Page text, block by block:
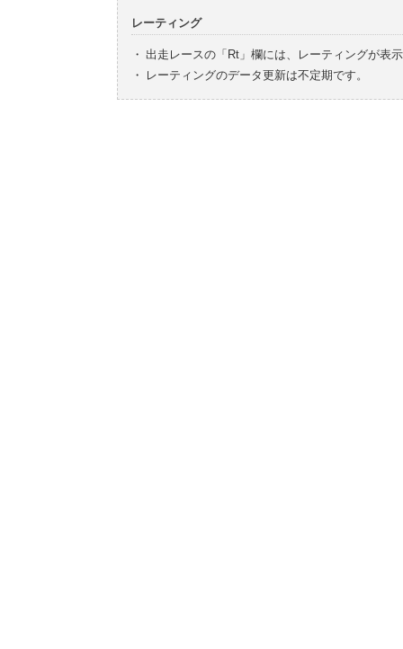
レーティング
・ 出走レースの「Rt」欄には、レーティングが表
・
レーティングのデータ更新は不定期です。